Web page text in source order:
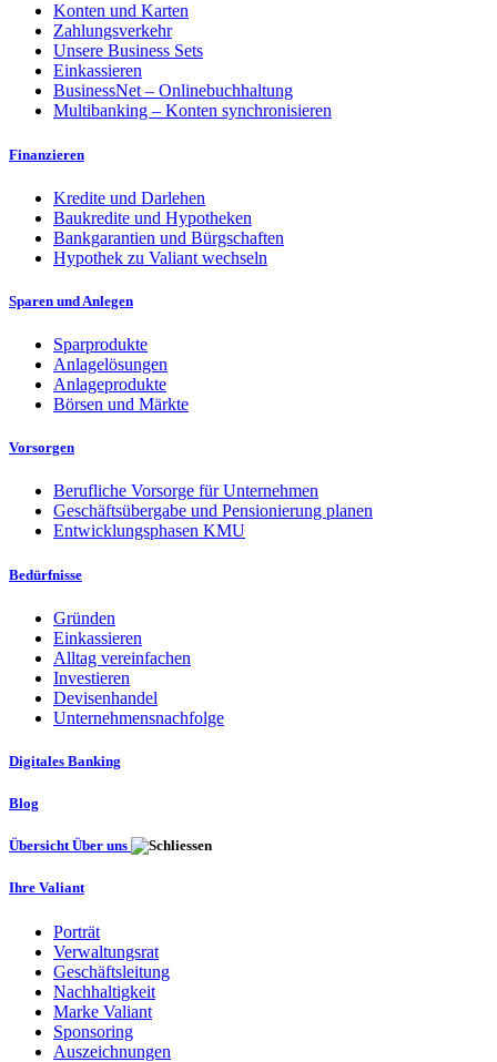
Konten und Karten
Zahlungsverkehr
Unsere Business Sets
Einkassieren
BusinessNet – Onlinebuchhaltung
Multibanking – Konten synchronisieren
Finanzieren
Kredite und Darlehen
Baukredite und Hypotheken
Bankgarantien und Bürgschaften
Hypothek zu Valiant wechseln
Sparen und Anlegen
Sparprodukte
Anlagelösungen
Anlageprodukte
Börsen und Märkte
Vorsorgen
Berufliche Vorsorge für Unternehmen
Geschäftsübergabe und Pensionierung planen
Entwicklungsphasen KMU
Bedürfnisse
Gründen
Einkassieren
Alltag vereinfachen
Investieren
Devisenhandel
Unternehmensnachfolge
Digitales Banking
Blog
Übersicht Über uns
Ihre Valiant
Porträt
Verwaltungsrat
Geschäftsleitung
Nachhaltigkeit
Marke Valiant
Sponsoring
Auszeichnungen